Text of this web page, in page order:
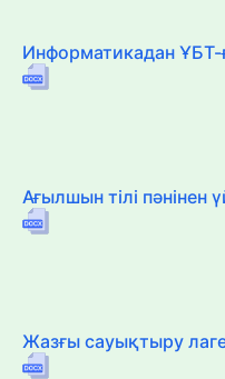
Информатикадан ҰБТ-
Ағылшын тілі пәнінен
Жазғы сауықтыру